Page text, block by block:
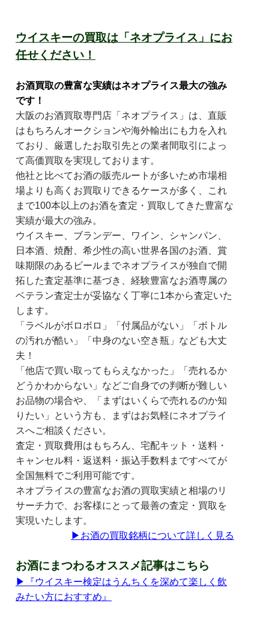
ウイスキーの買取は「ネオプライス」にお
任せください！
お酒買取の豊富な実績はネオプライス最大の強み
です！
大阪のお酒買取専門店「ネオプライス」は、直販
はもちろんオークションや海外輸出にも力を入れ
ており、厳選したお取引先との業者間取引によっ
て高価買取を実現しております。
他社と比べてお酒の販売ルートが多いため市場相
場よりも高くお買取りできるケースが多く、これ
まで100本以上のお酒を査定・買取してきた豊富な
実績が最大の強み。
ウイスキー、ブランデー、ワイン、シャンパン、
日本酒、焼酎、希少性の高い世界各国のお酒、賞
味期限のあるビールまでネオプライスが独自で開
拓した査定基準に基づき、経験豊富なお酒専属の
ベテラン査定士が妥協なく丁寧に1本から査定いた
します。
「ラベルがボロボロ」「付属品がない」「ボトル
の汚れが酷い」「中身のない空き瓶」なども大丈
夫！
「他店で買い取ってもらえなかった」「売れるか
どうかわからない」などご自身での判断が難しい
お品物の場合や、「まずはいくらで売れるのか知
りたい」という方も、まずはお気軽にネオプライ
スへご相談ください。
査定・買取費用はもちろん、宅配キット・送料・
キャンセル料・返送料・振込手数料まですべてが
全国無料でご利用可能です。
ネオプライスの豊富なお酒の買取実績と相場のリ
サーチ力で、お客様にとって最善の査定・買取を
実現いたします。
▶ お酒の買取銘柄について詳しく見る
お酒にまつわるオススメ記事はこちら
▶『ウイスキー検定はうんちくを深めて楽しく飲
みたい方におすすめ』